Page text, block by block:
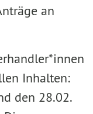
an
Inhalten:
den 28.02.